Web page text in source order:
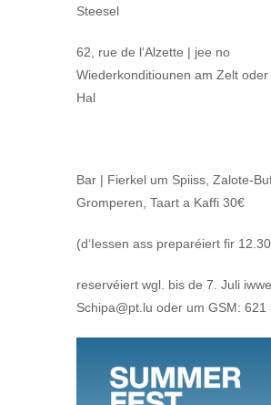
Steesel
62, rue de l‘Alzette | jee no
Wiederkonditiounen am Zelt
Hal
Bar | Fierkel um Spiiss, Zalote-
Gromperen, Taart a Kaffi 30€
(d‘Iessen ass preparéiert fir
reservéiert wgl. bis de 7. Juli
Schipa@pt.lu oder um GSM: 621